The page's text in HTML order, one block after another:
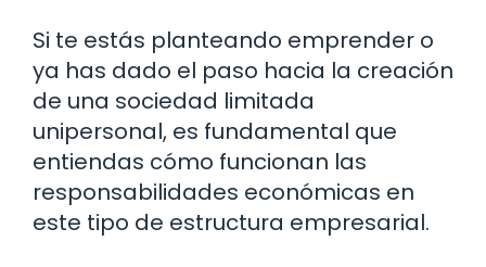
Si te estás planteando emprender o
ya has dado el paso hacia la creación
de una sociedad limitada
unipersonal, es fundamental que
entiendas cómo funcionan las
responsabilidades económicas en
este tipo de estructura empresarial.